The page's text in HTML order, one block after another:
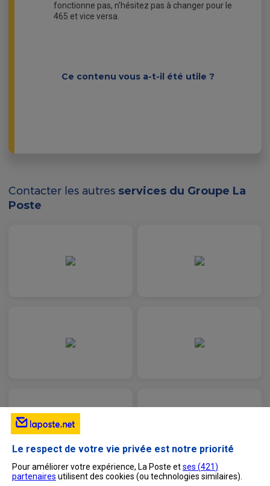
fonctionne pas, n'hésitez pas à changer pour le
465 et vice versa.
Ce contenu vous a-t-il été utile ?
Contacter les autres services du Groupe La
Poste
Le respect de votre vie privée est notre priorité
Pour améliorer votre expérience, La Poste etses (421)
partenaires utilisent des cookies (ou technologies similaires).